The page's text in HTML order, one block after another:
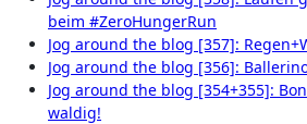
beim #ZeroHungerRun
Jog around the blog [357]:
Jog around the blog [356]:
Jog around the blog [354+355]:
waldig!